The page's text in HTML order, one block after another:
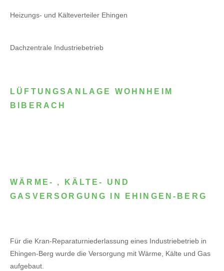
Heizungs- und Kälteverteiler Ehingen
Dachzentrale Industriebetrieb
LÜFTUNGSANLAGE WOHNHEIM
BIBERACH
WÄRME- , KÄLTE- UND
GASVERSORGUNG IN EHINGEN-BERG
Für die Kran-Reparaturniederlassung eines Industriebetrieb in
Ehingen-Berg wurde die Versorgung mit Wärme, Kälte und Gas
aufgebaut.